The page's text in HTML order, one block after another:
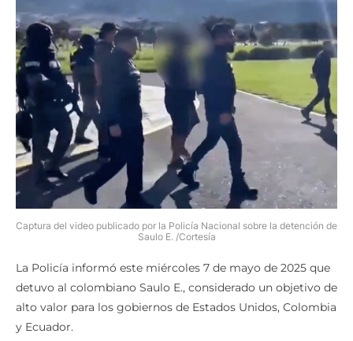
Captura del video publicado por la Policía Nacional sobre la detención de
Saulo E. /Cortesía
La Policía informó este miércoles 7 de mayo de 2025 que
detuvo al colombiano Saulo E., considerado un objetivo de
alto valor para los gobiernos de Estados Unidos, Colombia
y Ecuador.